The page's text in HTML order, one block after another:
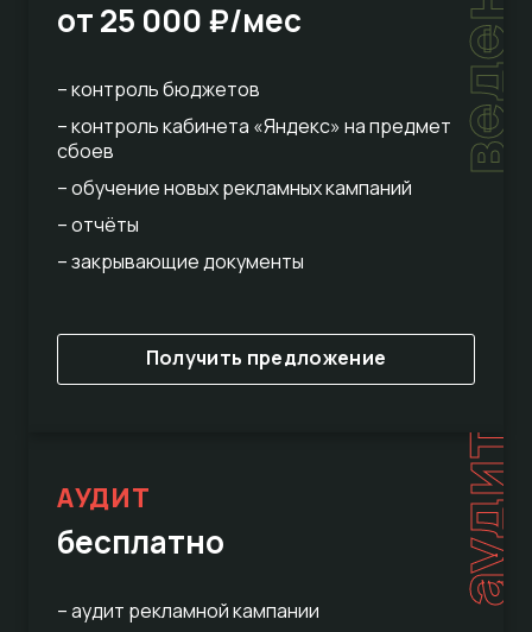
от 25 000 ₽/мес
– контроль бюджетов
– контроль кабинета «Яндекс» на предмет
сбоев
– обучение новых рекламных кампаний
– отчёты
– закрывающие документы
Получить предложение
аудит
АУДИТ
бесплатно
– аудит рекламной кампании